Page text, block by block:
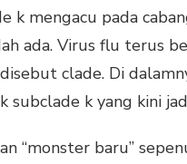
k mengacu pada
ada. Virus flu terus
clade. Di
subclade k yang kini
“monster baru”